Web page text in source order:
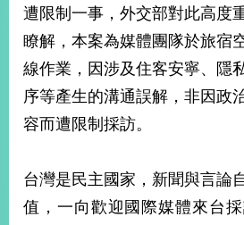
濟
不
落
國
台
海
護
照
遭限制一事，外交部對此高度
瞭解，本案為媒體團隊於旅宿
線作業，因涉及住客安寧、隱
序等產生的溝通誤解，非因政
容而遭限制採訪。
台灣是民主國家，新聞與言論
值，一向歡迎國際媒體來台